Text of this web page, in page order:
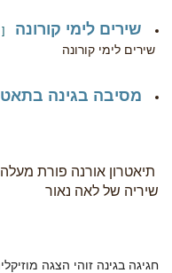
שירים לימי קורונה [ 11/11/2020 ]
שירים לימי קורונה
מסיבה בגינה
תיאטרון אורנה פורת
שיריה של לאה נאור
חגיגה בגינה זוהי הצגה